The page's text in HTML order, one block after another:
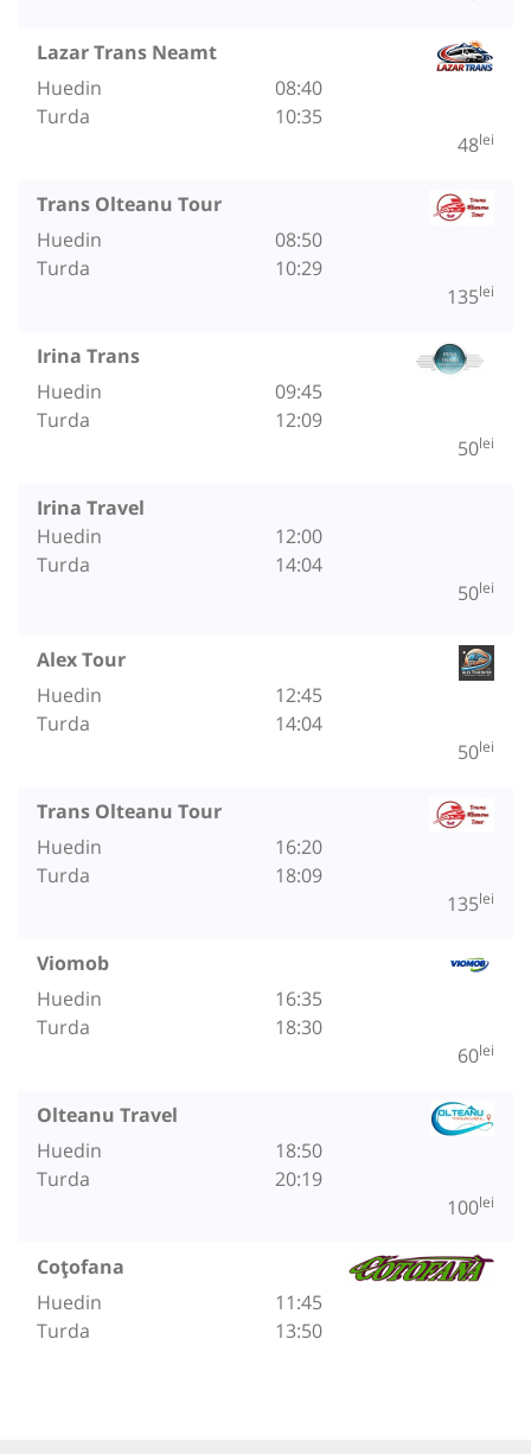
Lazar Trans Neamt
Huedin
Turda
08:40
10:35
48lei
Trans Olteanu Tour
Huedin
Turda
08:50
10:29
135lei
Irina Trans
Huedin
Turda
09:45
12:09
50lei
Irina Travel
Huedin
Turda
12:00
14:04
50lei
Alex Tour
Huedin
Turda
12:45
14:04
50lei
Trans Olteanu Tour
Huedin
Turda
16:20
18:09
135lei
Viomob
Huedin
Turda
16:35
18:30
60lei
Olteanu Travel
Huedin
Turda
18:50
20:19
100lei
Coțofana
Huedin
Turda
11:45
13:50